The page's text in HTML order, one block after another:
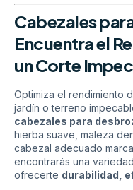
Cabezales
Encuentra el
un Corte
Optimiza el rendimiento
jardín o terreno
cabezales para
hierba suave, maleza
cabezal adecuado
encontrarás una
ofrecerte durabilidad,